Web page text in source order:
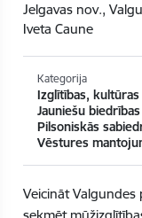
Jelgavas nov.,
Iveta Caune
Kategorija
Izglītības,
Jauniešu biedrības
Pilsoniskās
Vēstures
Veicināt